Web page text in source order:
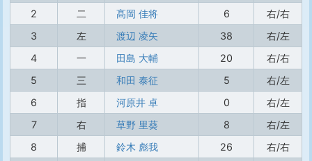
2
二 髙岡 佳将 6
右/右
3
左 渡辺 凌矢 38
右/左
4
一 田島 大輔 20
右/右
5
三 和田 泰征 5
右/左
6
指 河原井 卓 0
右/左
7
右 草野 里葵 8
右/左
8
捕 鈴木 彪我 26
右/右